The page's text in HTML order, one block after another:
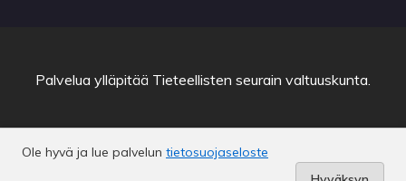
Ole hyvä ja lue palvelun tietosuojaseloste
Palvelua ylläpitää Tieteellisten seurain valtuuskunta.